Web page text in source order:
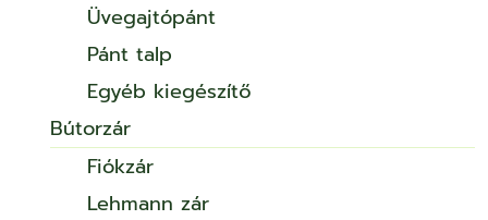
Üvegajtópánt
Pánt talp
Egyéb kiegészítő
Bútorzár
Fiókzár
Lehmann zár